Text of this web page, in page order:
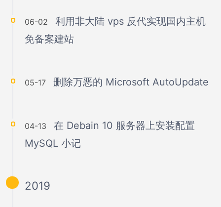
06-02利用非大陆 vps 反代实现国内主机
免备案建站
05-17删除万恶的 Microsoft AutoUpdate
04-13在 Debain 10 服务器上安装配置
MySQL 小记
2019